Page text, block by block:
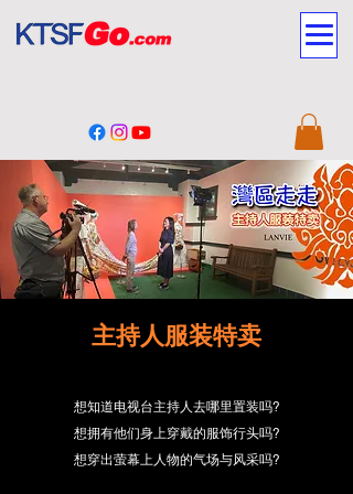
主持人服装特卖
想知道电视台主持人去哪里置装吗?
想拥有他们身上穿戴的服饰行头吗?
想穿出萤幕上人物的气场与风采吗?